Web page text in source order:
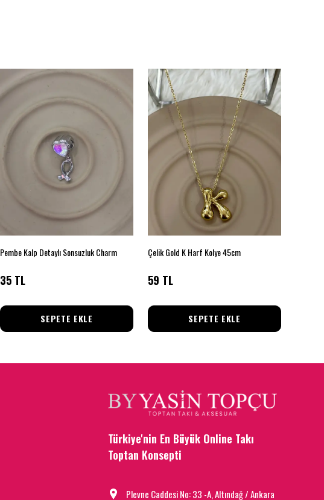
Pembe Kalp Detaylı Sonsuzluk Charm
35 TL
SEPETE EKLE
Çelik Gold K Harf Kolye 45cm
59 TL
SEPETE EKLE
Türkiye'nin En Büyük Online Takı
Toptan Konsepti
Plevne Caddesi No: 33 -A, Altındağ / Ankara